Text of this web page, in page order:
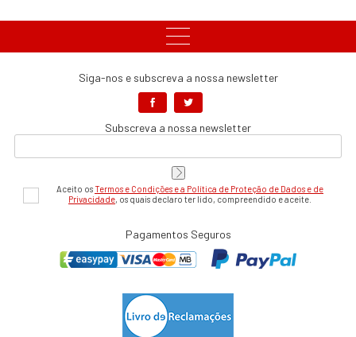
Siga-nos e subscreva a nossa newsletter
Subscreva a nossa newsletter
Aceito osTermos e Condições e a Política de Proteção de Dados e de
Privacidade, os quais declaro ter lido, compreendido e aceite.
Pagamentos Seguros